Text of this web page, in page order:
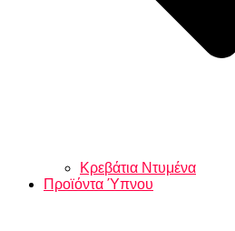
Κρεβάτια Ντυμένα
Προϊόντα Ύπνου